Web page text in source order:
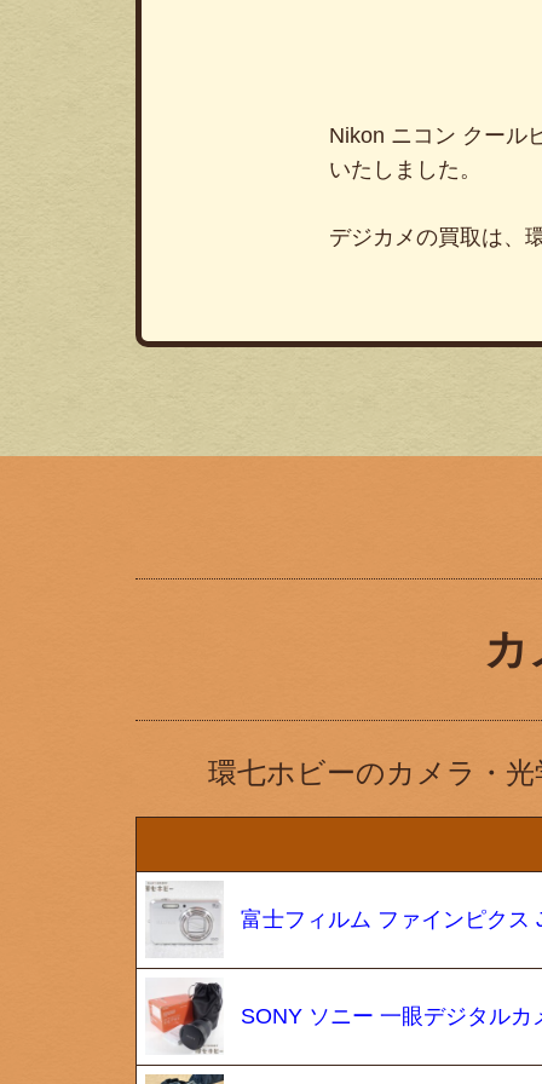
Nikon ニコン クール
いたしました。
デジカメの買取は、
環七ホビーのカメラ・
富士フィルム ファインピクス
SONY ソニー 一眼デジタル